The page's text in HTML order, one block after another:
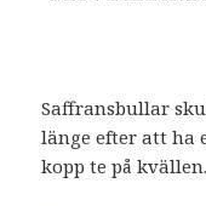
Saffransbullar
länge efter att ha
kopp te på kvällen.